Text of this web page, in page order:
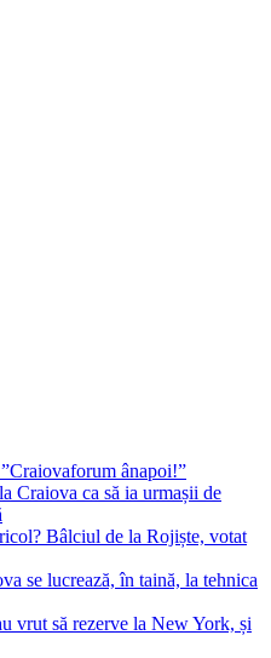
ânapoi!”
Craiova ca să ia urmașii de
Bâlciul de la Rojiște, votat
se lucrează, în taină, la tehnica
vrut să rezerve la New York, și